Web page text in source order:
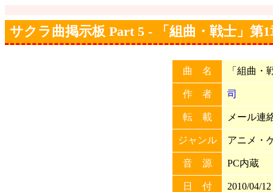
サクラ曲掲示板 Part 5 - 「組曲・戦士」第
曲 名 「組曲
作 者 司
転 載 メール連
ジャンル アニメ・
音 源 PC内蔵
日 付 2010/04/